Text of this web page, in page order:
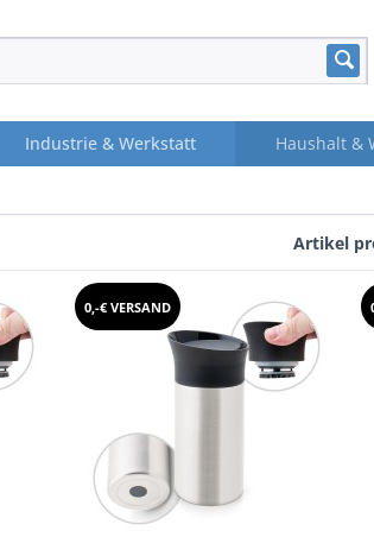
Industrie & Werkstatt Haushalt &
Artikel
0,-€ VERSAND